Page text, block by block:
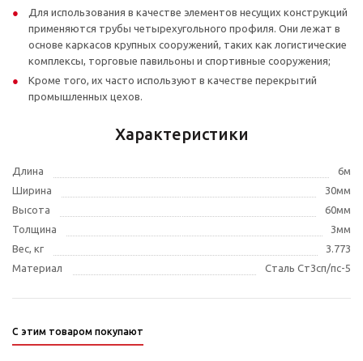
Для использования в качестве элементов несущих конструкций
применяются трубы четырехугольного профиля. Они лежат в
основе каркасов крупных сооружений, таких как логистические
комплексы, торговые павильоны и спортивные сооружения;
Кроме того, их часто используют в качестве перекрытий
промышленных цехов.
Характеристики
Длина
6м
Ширина
30мм
Высота
60мм
Толщина
3мм
Вес, кг
3.773
Материал
Сталь Ст3сп/пс-5
С этим товаром покупают